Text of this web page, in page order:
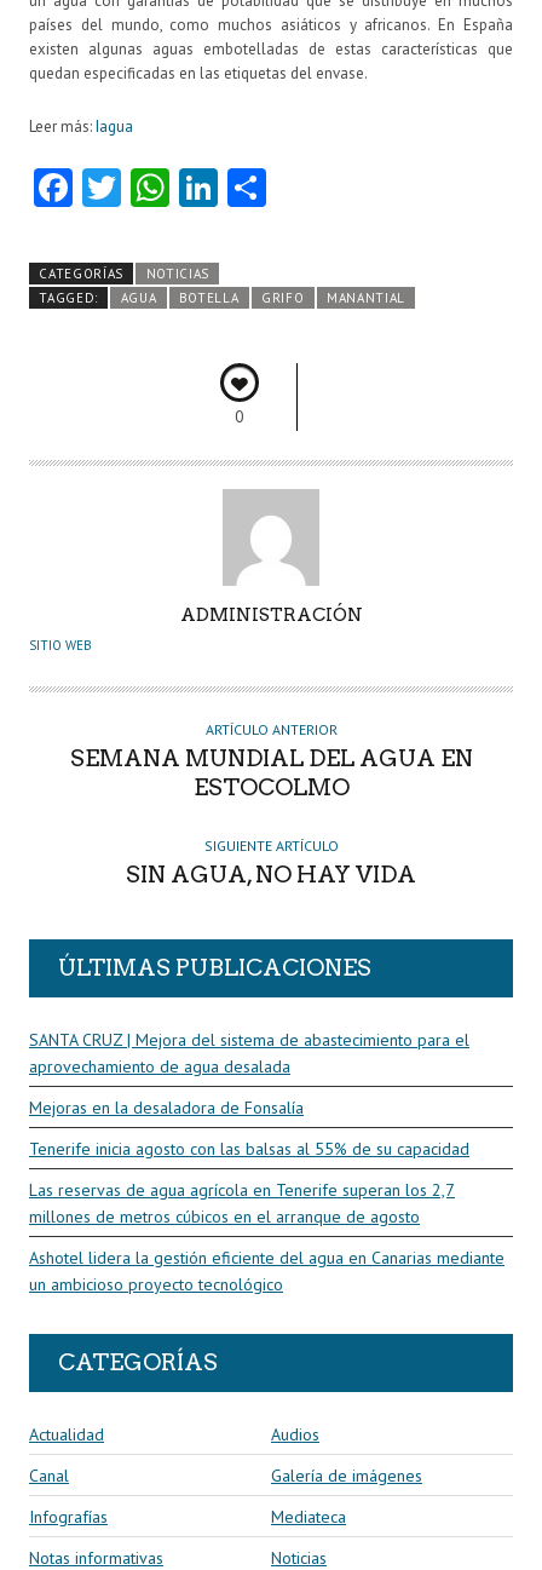
países del mundo, como muchos asiáticos y africanos. En España
existen algunas aguas embotelladas de estas características que
quedan especificadas en las etiquetas del envase.
Leer más:Iagua
Fa
b
o
T
itt
er
W
ts
A
Li
e
dI pa
CATEGORÍAS
NOTICIAS
TAGGED:
AGUA BOTELLA GRIFO MANANTIAL
0
U
O
ADMINISTRACIÓN
SITIO WEB
ARTÍCULO ANTERIOR
SEMANA MUNDIAL DEL AGUA EN
ESTOCOLMO
SIGUIENTE ARTÍCULO
SIN AGUA, NO HAY VIDA
ÚLTIMAS PUBLICACIONES
SANTA CRUZ | Mejora del sistema de abastecimiento para el
aprovechamiento de agua desalada
Mejoras en la desaladora de Fonsalía
Tenerife inicia agosto con las balsas al 55% de su capacidad
Las reservas de agua agrícola en Tenerife superan los 2,7
millones de metros cúbicos en el arranque de agosto
Ashotel lidera la gestión eficiente del agua en Canarias mediante
un ambicioso proyecto tecnológico
CATEGORÍAS
Actualidad
Audios
Canal
Galería de imágenes
Infografías
Mediateca
Notas informativas
Noticias